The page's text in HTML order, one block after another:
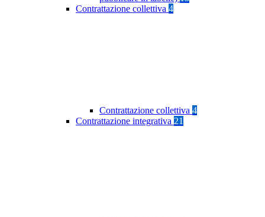
Contrattazione collettiva 4
Contrattazione collettiva 4
Contrattazione integrativa 21